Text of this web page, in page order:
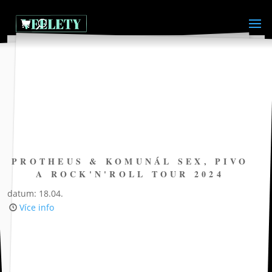
PROTHEUS & KOMUNÁL SEX, PIVO
A ROCK'N'ROLL TOUR 2024
datum: 18.04.
Více info